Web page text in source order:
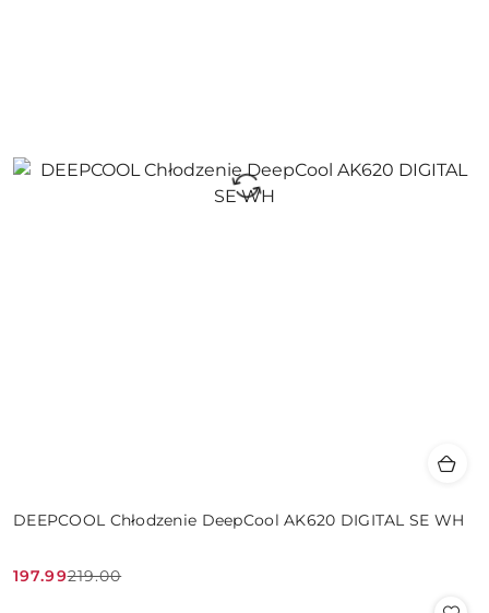
DEEPCOOL Chłodzenie DeepCool AK620 DIGITAL SE WH
Cena
197.99
Cena
219.00